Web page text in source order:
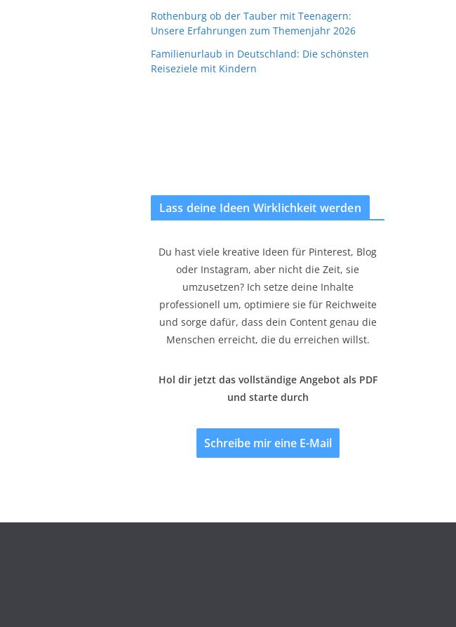
Rothenburg ob der Tauber mit Teenagern:
Unsere Erfahrungen zum Themenjahr 2026
Familienurlaub in Deutschland: Die schönsten
Reiseziele mit Kindern
Lass deine Ideen Wirklichkeit werden
Du hast viele kreative Ideen für Pinterest, Blog
oder Instagram, aber nicht die Zeit, sie
umzusetzen? Ich setze deine Inhalte
professionell um, optimiere sie für Reichweite
und sorge dafür, dass dein Content genau die
Menschen erreicht, die du erreichen willst.
Hol dir jetzt das vollständige Angebot als PDF
und starte durch
Schreibe mir eine E-Mail